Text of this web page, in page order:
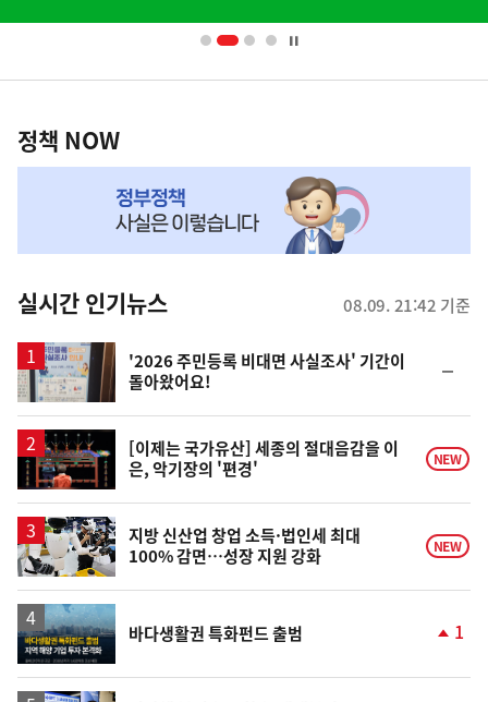
영
책
NOW,
뉴
스
정책 NOW
실시간 인기뉴스 08.09. 21:42 기준
'2026 주민등록 비대면 사실조사' 기간이
돌아왔어요!
일
영
상
[이제는 국가유산] 세종의 절대음감을 이
은, 악기장의 '편경'
NEW
지방 신산업 창업 소득·법인세 최대
100% 감면…성장 지원 강화
NEW
바다생활권 특화펀드 출범
상
1